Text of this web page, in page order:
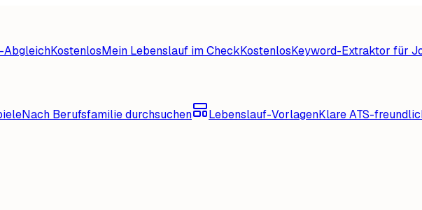
AbgleichKostenlosMein Lebenslauf im CheckKostenlosKeyword-Extraktor für
Nach Berufsfamilie durchsuchen Lebenslauf-VorlagenKlare ATS-